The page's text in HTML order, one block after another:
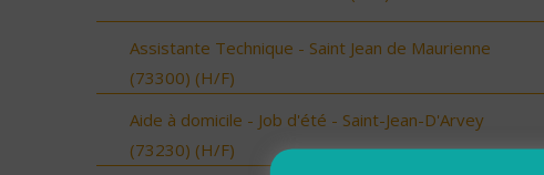
Assistante Technique - Saint Jean de Maurienne
(73300) (H/F)
Aide à domicile - Job d'été - Saint-Jean-D'Arvey
(73230) (H/F)